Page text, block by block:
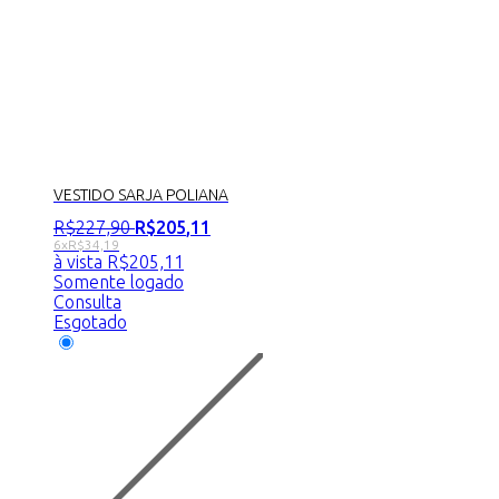
VESTIDO SARJA POLIANA
R$227,90 R$205 11
6xR$34,19
à vista R$205,11
Somente logado
Consulta
Esgotado